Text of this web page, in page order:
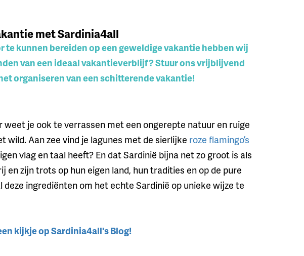
met Sardinia4all
kunnen bereiden op een geweldige vakantie hebben wij
van een ideaal vakantieverblijf? Stuur ons vrijblijvend
organiseren van een schitterende vakantie!
weet je ook te verrassen met een ongerepte natuur en ruige
wild. Aan zee vind je lagunes met de sierlijke roze flamingo’s
vlag en taal heeft? En dat Sardinië bijna net zo groot is als
zijn trots op hun eigen land, hun tradities en op de pure
ingrediënten om het echte Sardinië op unieke wijze te
kijkje op Sardinia4all's Blog!